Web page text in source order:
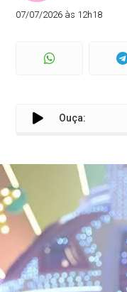
07/07/2026 às 12h18
Ouça: